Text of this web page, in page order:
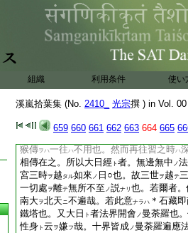
組織 利用条件 使い
溪嵐拾葉集 (No. 2410_ 光宗撰 ) in Vol. 00
659 660 661 662 663 664 665
ニハ
將來大日經。二ニハ 4 無行將來大日
羅國 ノ大日經 獼猴傳 已
本不同在之
獼猴相傳 大日經ハ
山門東
者。大日金剛薩埵ヨリ三國相傳 祕經也。
依用也。
云云
尋云。天台流ノ意獼猴相傳ヲ始終不用歟
猴傳ヲハ一往ハ不用也。然而再往習之時ハ
相傳在之。所以大日經 ト 者。無邊無中 ノ
宮三時ヲ 越 タル如來 ノ 日○也。故三世ヲ 越テ
一切處 ヲ離テ無所不至 ノ説ナリ 也。若爾者。
南大ヲ北天ニ不遍哉。若此意ナラハ ＊石藏
鐵塔也。又大日 ト 者法界開會ノ 曼荼羅也
性身 ト 云 ヲ嫌フ哉。十界皆成ノ 曼荼羅遍應